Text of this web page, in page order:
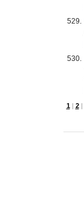
529.
530.
1| 2|